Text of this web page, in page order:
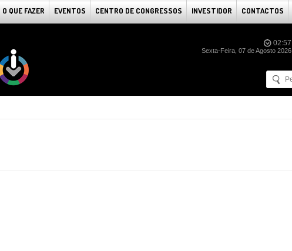
O QUE FAZER EVENTOS CENTRO DE CONGRESSOS INVESTIDOR CONTACTOS
02:57
Sexta-Feira, 07 de Agosto 2026